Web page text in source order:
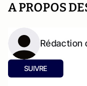
A PROPOS
Rédaction
SUIVRE